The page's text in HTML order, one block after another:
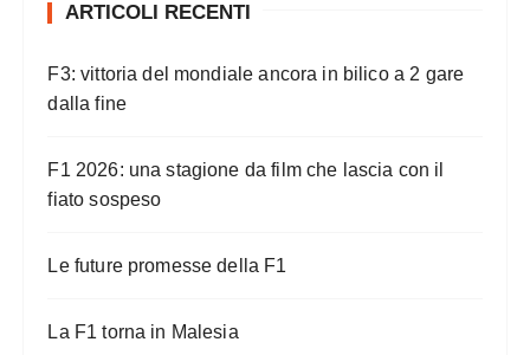
ARTICOLI RECENTI
F3: vittoria del mondiale ancora in bilico a 2 gare
dalla fine
F1 2026: una stagione da film che lascia con il
fiato sospeso
Le future promesse della F1
La F1 torna in Malesia